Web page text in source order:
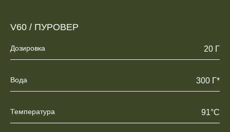
V60 / ПУРОВЕР
Дозировка 20 Г
Вода 300 Г*
Температура 91°C